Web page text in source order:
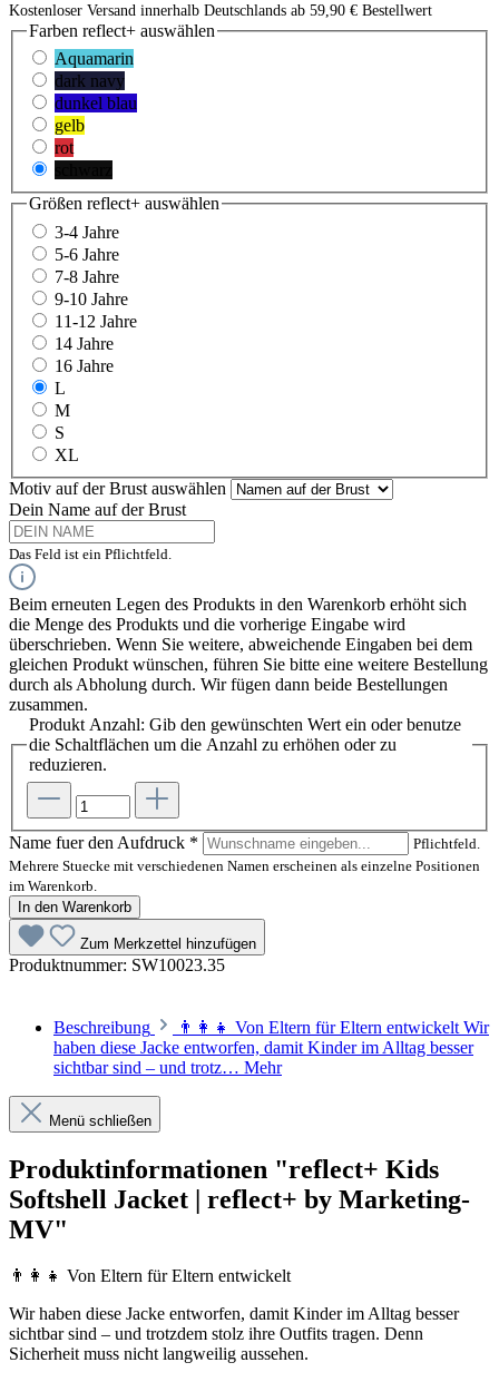
Kostenloser Versand innerhalb Deutschlands ab 59,90 € Bestellwert
Farben reflect+ auswählen
Aquamarin
dark navy
dunkel blau
gelb
rot
Größen reflect+ auswählen
3-4 Jahre
5-6 Jahre
7-8 Jahre
9-10 Jahre
11-12 Jahre
14 Jahre
16 Jahre
L
M
S
XL
Motiv auf der Brust auswählen
Dein Name auf der Brust
Das Feld ist ein Pflichtfeld.
Beim erneuten Legen des Produkts in den Warenkorb erhöht sich
die Menge des Produkts und die vorherige Eingabe wird
überschrieben. Wenn Sie weitere, abweichende Eingaben bei dem
gleichen Produkt wünschen, führen Sie bitte eine weitere Bestellung
durch als Abholung durch. Wir fügen dann beide Bestellungen
zusammen.
Produkt Anzahl: Gib den gewünschten Wert ein oder benutze
die Schaltflächen um die Anzahl zu erhöhen oder zu
reduzieren.
Name fuer den Aufdruck *
Pflichtfeld.
Mehrere Stuecke mit verschiedenen Namen erscheinen als einzelne Positionen
im Warenkorb.
In den Warenkorb
Zum Merkzettel hinzufügen
Produktnummer: SW10023.35
Beschreibung
👨‍👩‍👧 Von Eltern für Eltern entwickelt Wir
haben diese Jacke entworfen, damit Kinder im Alltag besser
sichtbar sind – und trotz… Mehr
Menü schließen
Produktinformationen "reflect+ Kids
Softshell Jacket | reflect+ by Marketing-
MV"
👨‍👩‍👧 Von Eltern für Eltern entwickelt
Wir haben diese Jacke entworfen, damit Kinder im Alltag besser
sichtbar sind – und trotzdem stolz ihre Outfits tragen. Denn
Sicherheit muss nicht langweilig aussehen.